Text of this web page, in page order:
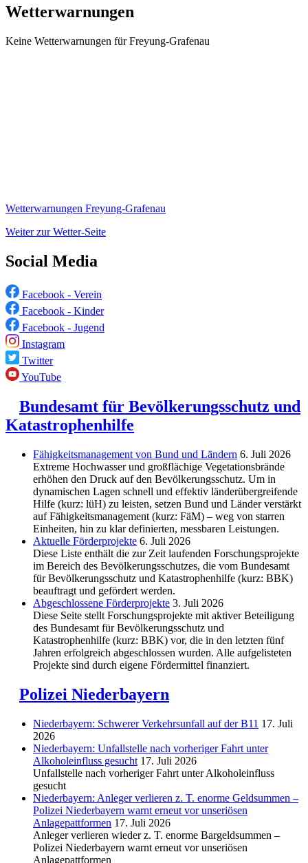
Wetterwarnungen
Keine Wetterwarnungen für Freyung-Grafenau
Wetterwarnungen Freyung-Grafenau
Weiter zur Wetter-Seite
Social Media
Facebook - Verein
Facebook - Kinder
Facebook - Jugend
Instagram
Twitter
YouTube
Bundesamt für Bevölkerungsschutz und
Katastrophenhilfe
Fähigkeitsmanagement von Bund und Ländern 6. Juli 2026
Extreme Hochwasser und großflächige Vegetationsbrände
erhöhen den Druck auf den Bevölkerungsschutz. Um in
dynamischen Lagen schnell und effektiv länderübergreifende
Hilfe (kurz: lüH) zu leisten, setzen Bund und Länder verstärkt
auf Fähigkeitsmanagement (kurz: FäM) – weg von starren
Einheiten, hin zu klar definierten, messbaren Leistungen.
Aktuelle Förderprojekte 6. Juli 2026
Diese Liste enthält die zur Zeit laufenden Forschungsprojekte
im Bereich des Be­völkerungs­schutzes, die vom Bundesamt
für Bevölkerungsschutz und Katastrophenhilfe (kurz: BBK)
beauftragt und gefördert werden.
Abgeschlos­sene Förderprojekte 3. Juli 2026
Diese Seite stellt Forschungsprojekte mit aktiver Beteiligung
des Bundesamt für Bevölkerungsschutz und
Katastrophenhilfe (kurz: BBK) vor, die in den letzten fünf
Jahren erfolgreich abgeschlossen wurden. Alle aufgelisteten
Projekte sind durch eigene Fördermittel finanziert.
Polizei Niederbayern
Niederbayern: Schwerer Verkehrsunfall auf der B11 17. Juli
2026
Niederbayern: Unfallstelle nach vorheriger Fahrt unter
Alkoholeinfluss gesucht 17. Juli 2026
Unfallstelle nach vorheriger Fahrt unter Alkoholeinfluss
gesucht
Niederbayern: Anleger verlieren z. T. enorme Geldsummen –
Polizei Niederbayern warnt erneut vor unseriösen
Anlagepattformen 17. Juli 2026
Anleger verlieren wieder z. T. enorme Bargeldsummen –
Polizei Niederbayern warnt erneut vor unseriösen
Anlagepattformen